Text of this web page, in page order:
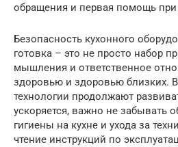
обращения и первая помощь при
Безопасность кухонного
готовка – это не просто набор
мышления и ответственное
здоровью и здоровью близких. В
технологии продолжают
ускоряется, важно не забывать
гигиены на кухне и ухода за
чтение инструкций по